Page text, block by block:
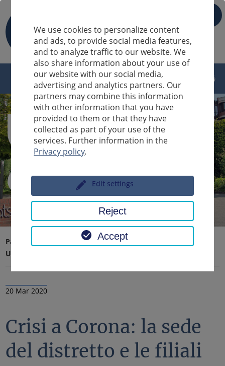
Sucheingabe
Pagina iniziale
Ufficio distrettuale, distretto
Ultime notizie
20 Mar 2020
Crisi a Corona: la sede
del distretto e le filiali
We use cookies to personalize content
and ads, to provide social media features,
and to analyze traffic to our website. We
also share information about your use of
our website with our social media,
advertising and analytics partners. Our
partners may combine this information
with other information that you have
provided to them or that they have
collected as part of your use of the
services. Further information in the
Privacy policy.
Edit settings
Reject
Accept